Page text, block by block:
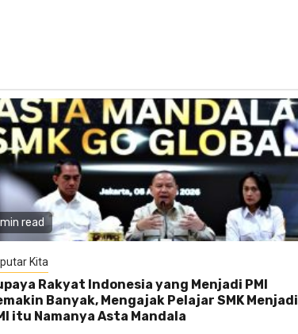
read
Kita
Rakyat Indonesia yang Menjadi PMI
Banyak, Mengajak Pelajar SMK Menjadi
itu Namanya Asta Mandala